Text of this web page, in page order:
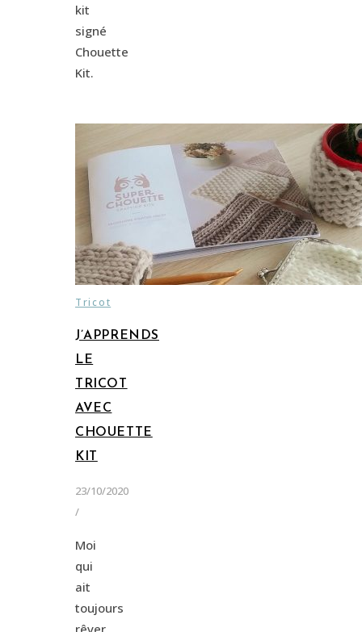
kit
signé
Chouette
Kit.
Tricot
J’APPRENDS
LE
TRICOT
AVEC
CHOUETTE
KIT
23/10/2020
/
Moi
qui
ait
toujours
rêver